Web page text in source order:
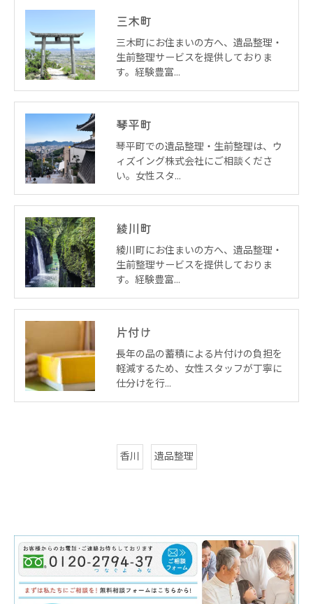
三木町
三木町にお住まいの方へ、遺品整理・
生前整理サービスを提供しておりま
す。経験豊富…
琴平町
琴平町での遺品整理・生前整理は、ウ
ィズイング株式会社にご相談くださ
い。女性スタ…
綾川町
綾川町にお住まいの方へ、遺品整理・
生前整理サービスを提供しておりま
す。経験豊富…
片付け
長年の品の蓄積による片付けの負担を
軽減するため、女性スタッフが丁寧に
仕分けを行…
香川 遺品整理